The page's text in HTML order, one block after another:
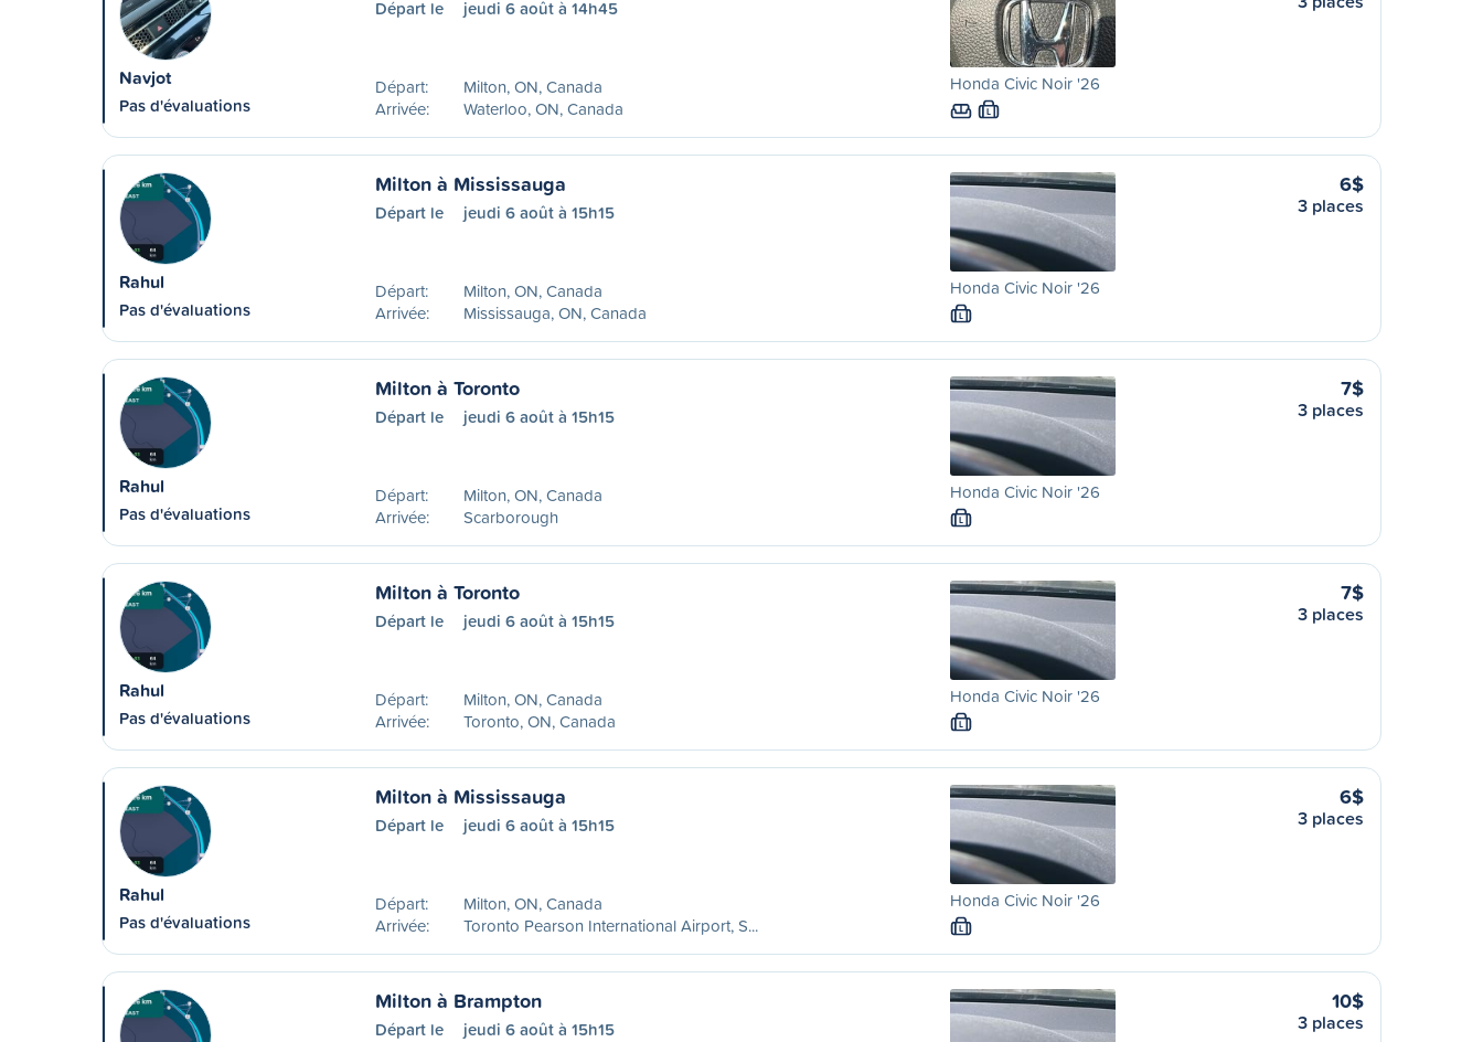
Navjot
Pas d'évaluations
Départ le jeudi 6 août à 14h45
Départ:
Milton, ON, Canada
Arrivée:
Waterloo, ON, Canada
Honda Civic Noir '26
L
Rahul
Pas d'évaluations
Milton à Mississauga
Départ le jeudi 6 août à 15h15
Départ:
Milton, ON, Canada
Arrivée:
Mississauga, ON, Canada
Honda Civic Noir '26
L
6$
3 places
Rahul
Pas d'évaluations
Milton à Toronto
Départ le jeudi 6 août à 15h15
Départ:
Milton, ON, Canada
Arrivée:
Scarborough
Honda Civic Noir '26
L
7$
3 places
Rahul
Pas d'évaluations
Milton à Toronto
Départ le jeudi 6 août à 15h15
Départ:
Milton, ON, Canada
Arrivée:
Toronto, ON, Canada
Honda Civic Noir '26
L
7$
3 places
Rahul
Pas d'évaluations
Milton à Mississauga
Départ le jeudi 6 août à 15h15
Départ:
Milton, ON, Canada
Arrivée:
Toronto Pearson International Airport, S...
Honda Civic Noir '26
L
6$
3 places
Milton à Brampton
Départ le jeudi 6 août à 15h15
10$
3 places